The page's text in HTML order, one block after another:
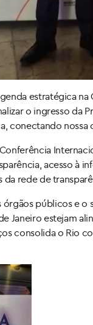
estratégica
o ingresso da
conectando
acesso à
da rede de
públicos e o
Janeiro estejam
consolida o Rio